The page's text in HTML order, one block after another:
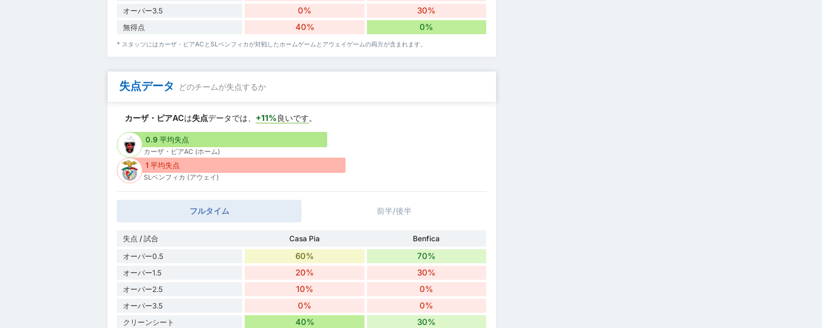
オーバー3.5 0% 30%
無得点 40% 0%
* スタッツにはカーザ・ピアACとSLベンフィカが対戦したホームゲームとアウェイゲームの両方が含まれます。
失点データ どのチームが失点するか
カーザ・ピアACは失点データでは、 +11%良いです。
0.9 平均失点
カーザ・ピアAC (ホーム)
1 平均失点
SLベンフィカ (アウェイ)
フルタイム 前半/後半
失点 / 試合 Casa Pia
Benfica
オーバー0.5
60% 70%
オーバー1.5 20% 30%
オーバー2.5 10% 0%
オーバー3.5 0% 0%
クリーンシート 40% 30%